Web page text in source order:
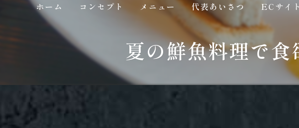
ホーム コンセプト メニュー
ギャラリー
代表あいさつ ECサイト
夏の鮮魚料理で